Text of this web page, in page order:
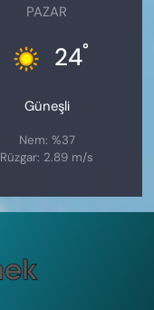
PAZAR
24°
Güneşli
Nem: %37
Rüzgar: 2.89 m/s